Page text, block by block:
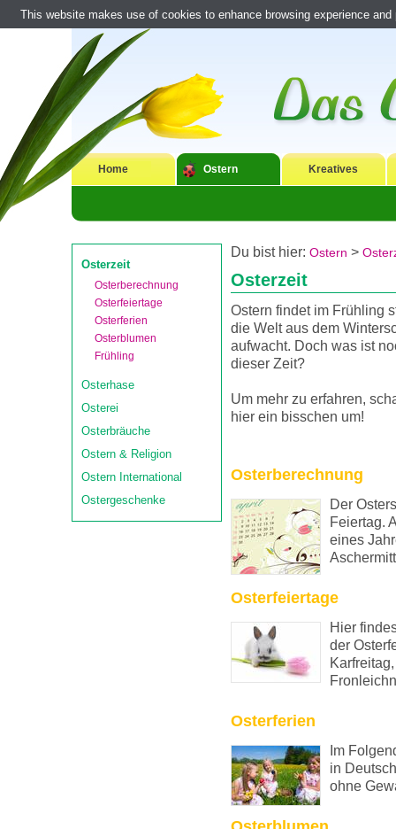
Home Ostern Kreatives
Osterzeit
Osterberechnung
Osterfeiertage
Osterferien
Osterblumen
Frühling
Osterhase
Osterei
Osterbräuche
Ostern & Religion
Ostern International
Ostergeschenke
Du bist hier: Ostern >
Osterzeit
Ostern findet im Frühling
die Welt aus dem
aufwacht. Doch was ist
dieser Zeit?
Um mehr zu erfahren,
hier ein bisschen um!
Osterberechnung
Der
Feiertag.
eines
Osterfeiertage
Hier
der
Osterferien
Im
in
ohne
This website makes use of cookies to enhance browsing experience